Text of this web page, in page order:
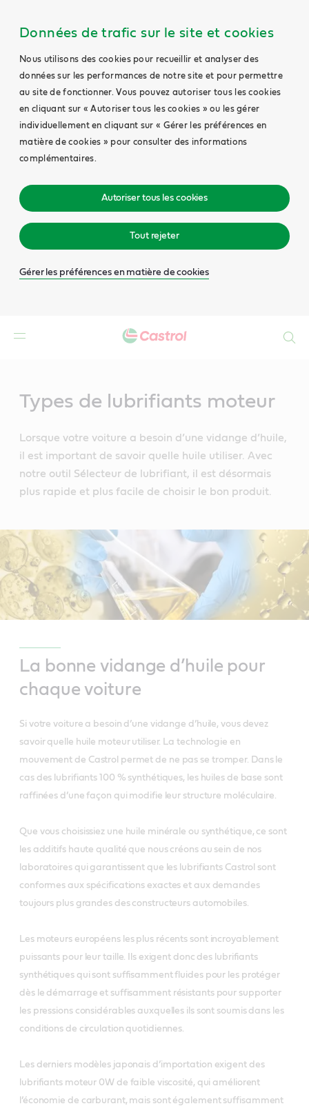
Données de trafic sur le site et cookies
Nous utilisons des cookies pour recueillir et analyser des
données sur les performances de notre site et pour permettre
au site de fonctionner. Vous pouvez autoriser tous les cookies
en cliquant sur « Autoriser tous les cookies » ou les gérer
individuellement en cliquant sur « Gérer les préférences en
matière de cookies » pour consulter des informations
complémentaires.
Autoriser tous les cookies
Tout rejeter
Gérer les préférences en matière de cookies
Types de lubrifiants moteur
Lorsque votre voiture a besoin d’une vidange d’huile,
il est important de savoir quelle huile utiliser. Avec
notre outil Sélecteur de lubrifiant, il est désormais
plus rapide et plus facile de choisir le bon produit.
La bonne vidange d’huile pour
chaque voiture
Si votre voiture a besoin d’une vidange d’huile, vous devez
savoir quelle huile moteur utiliser. La technologie en
mouvement de Castrol permet de ne pas se tromper. Dans le
cas des lubrifiants 100 % synthétiques, les huiles de base sont
raffinées d’une façon qui modifie leur structure moléculaire.
Que vous choisissiez une huile minérale ou synthétique, ce sont
les additifs haute qualité que nous créons au sein de nos
laboratoires qui garantissent que les lubrifiants Castrol sont
conformes aux spécifications exactes et aux demandes
toujours plus grandes des constructeurs automobiles.
Les moteurs européens les plus récents sont incroyablement
puissants pour leur taille. Ils exigent donc des lubrifiants
synthétiques qui sont suffisamment fluides pour les protéger
dès le démarrage et suffisamment résistants pour supporter
les pressions considérables auxquelles ils sont soumis dans les
conditions de circulation quotidiennes.
Les derniers modèles japonais d’importation exigent des
lubrifiants moteur 0W de faible viscosité, qui améliorent
l’économie de carburant, mais sont également suffisamment